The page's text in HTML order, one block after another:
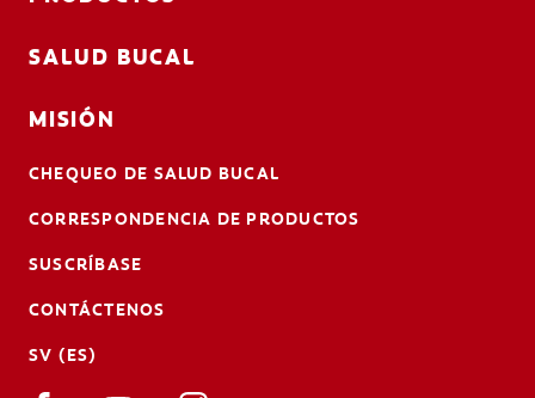
SALUD BUCAL
MISIÓN
CHEQUEO DE SALUD BUCAL
CORRESPONDENCIA DE PRODUCTOS
SUSCRÍBASE
CONTÁCTENOS
SV (ES)